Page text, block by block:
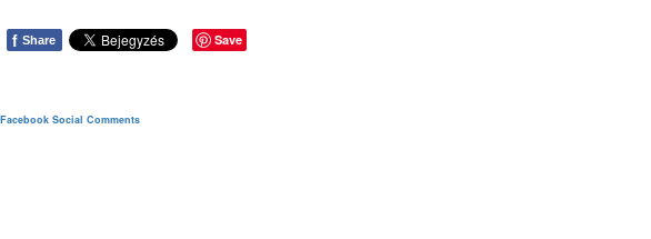
f Share Save
Facebook Social Comments